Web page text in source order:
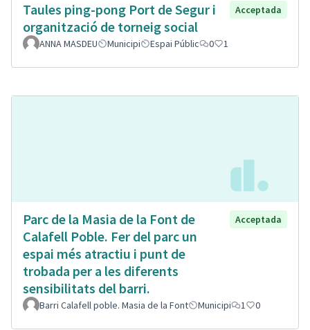
Taules ping-pong Port de Segur i
organització de torneig social
Acceptada
ANNA MASDEU Municipi Espai Públic 0 1
Parc de la Masia de la Font de
Calafell Poble. Fer del parc un
espai més atractiu i punt de
trobada per a les diferents
sensibilitats del barri.
Acceptada
Barri Calafell poble. Masia de la Font Municipi 1 0